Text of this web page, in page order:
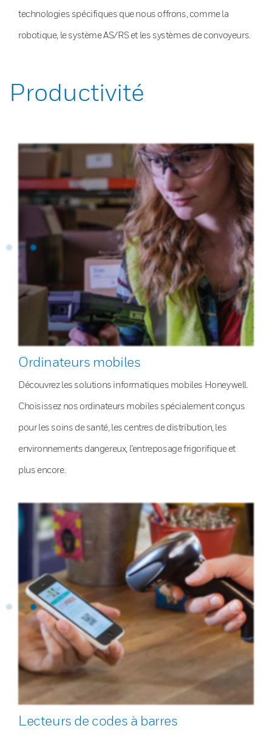
technologies spécifiques que nous offrons, comme la
robotique, le système AS/RS et les systèmes de convoyeurs.
Productivité
Ordinateurs mobiles
Découvrez les solutions informatiques mobiles Honeywell.
Choisissez nos ordinateurs mobiles spécialement conçus
pour les soins de santé, les centres de distribution, les
environnements dangereux, l’entreposage frigorifique et
plus encore.
Lecteurs de codes à barres